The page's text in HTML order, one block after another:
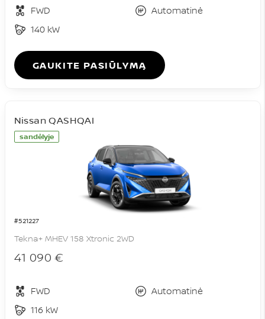
FWD
Automatinė
140 kW
GAUKITE PASIŪLYMĄ
sandėlyje
#521227
Nissan QASHQAI
Tekna+ MHEV 158 Xtronic 2WD
41 090 €
FWD
Automatinė
116 kW